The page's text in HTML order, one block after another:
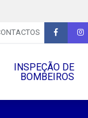
INSPEÇÃO DE
BOMBEIROS